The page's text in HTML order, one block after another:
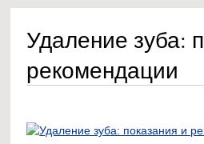
Удаление зуба:
рекомендации